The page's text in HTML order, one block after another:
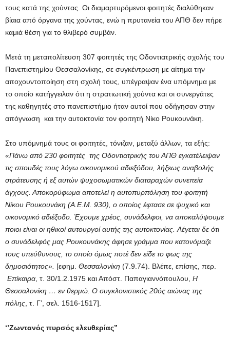
τους κατά της χούντας. Οι διαμαρτυρόμενοι φοιτητές διαλύθηκαν
βίαια από όργανα της χούντας, ενώ η πρυτανεία του ΑΠΘ δεν πήρε
καμιά θέση για το θλιβερό συμβάν.
Μετά τη μεταπολίτευση 307 φοιτητές της Οδοντιατρικής σχολής του
Πανεπιστημίου Θεσσαλονίκης, σε συγκέντρωση με αίτημα την
αποχουντοποίηση στη σχολή τους, υπέγραψαν ένα υπόμνημα με
το οποίο κατήγγειλαν ότι η στρατιωτική χούντα και οι συνεργάτες
της καθηγητές στο πανεπιστήμιο ήταν αυτοί που οδήγησαν στην
απόγνωση και την αυτοκτονία τον φοιτητή Νίκο Ρουκουνάκη.
Στο υπόμνημά τους οι φοιτητές, τόνιζαν, μεταξύ άλλων, τα εξής:
«Πάνω από 230 φοιτητές της Οδοντιατρικής του ΑΠΘ εγκατέλειψαν
τις σπουδές τους λόγω οικονομικού αδιεξόδου, λήξεως αναβολής
στράτευσης ή εξ αυτών ψυχοσωματικών διαταραχών συνεπεία
άγχους. Αποκορύφωμα αποτελεί η αυτοπυρπόληση του φοιτητή
Νίκου Ρουκουνάκη (Α.Ε.Μ. 930), ο οποίος έφτασε σε ψυχικό και
οικονομικό αδιέξοδο. Έχουμε χρέος, συνάδελφοι, να αποκαλύψουμε
ποιοι είναι οι ηθικοί αυτουργοί αυτής της αυτοκτονίας. Λέγεται δε ότι
ο συνάδελφός μας Ρουκουνάκης άφησε γράμμα που κατονόμαζε
τους υπεύθυνους, το οποίο όμως ποτέ δεν είδε το φως της
δημοσιότητος». [εφημ. Θεσσαλονίκη (7.9.74). Βλέπε, επίσης, περ.
Επίκαιρα , τ. 30/1.2.1975 και Απόστ. Παπαγιαννόπουλου, Η
Θεσσαλονίκη … εν θερμώ. Ο συγκλονιστικός 20ός αιώνας της
πόλης , τ. Γ’, σελ. 1516-1517].
‘’Ζωντανός πυρσός ελευθερίας’’